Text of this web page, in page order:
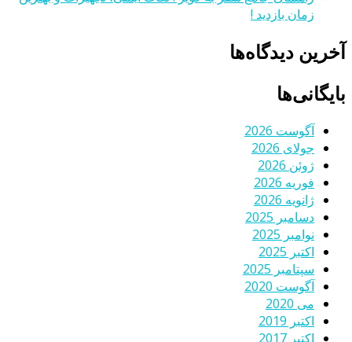
زمان بازدید !
آخرین دیدگاه‌ها
بایگانی‌ها
آگوست 2026
جولای 2026
ژوئن 2026
فوریه 2026
ژانویه 2026
دسامبر 2025
نوامبر 2025
اکتبر 2025
سپتامبر 2025
آگوست 2020
می 2020
اکتبر 2019
اکتبر 2017